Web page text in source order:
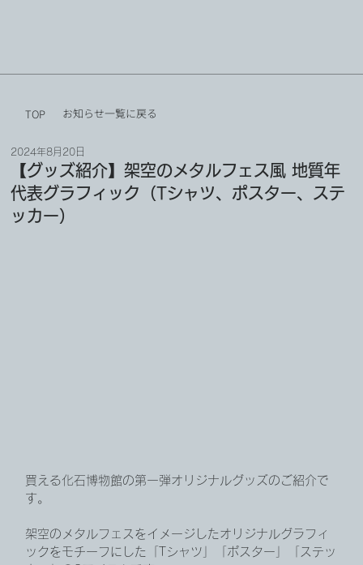
TOP お知らせ一覧に戻る
【グッズ紹介】架空のメタルフェス風 地質年
代表グラフィック（Tシャツ、ポスター、ステ
ッカー）
2024年8月20日
買える化石博物館の第一弾オリジナルグッズのご紹介で
す。
架空のメタルフェスをイメージしたオリジナルグラフィ
ックをモチーフにした「Tシャツ」「ポスター」「ステッ